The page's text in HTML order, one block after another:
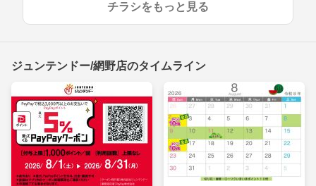
チラシをもっと見る
ジュンテンドー/網野店のタイムライン